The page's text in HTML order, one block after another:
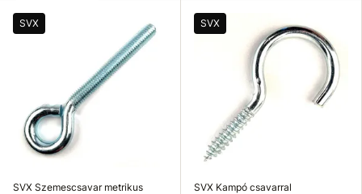
SVX
SVX Szemescsavar metrikus
SVX
SVX Kampó csavarral